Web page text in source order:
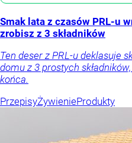
Smak lata z czasów PRL-u
zrobisz z 3 składników
Ten deser z PRL-u deklasuje
domu z 3 prostych
końca.
PrzepisyŻywienieProdukty